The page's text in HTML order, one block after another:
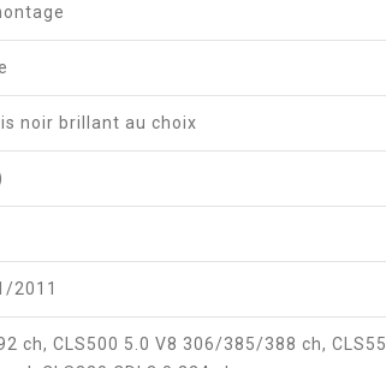
noir brillant au choix
2011
ch, CLS500 5.0 V8 306/385/388 ch, CLS55